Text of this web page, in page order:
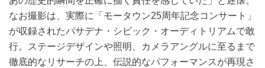
なお撮影は、実際に「モータウン25周年記念コンサート」
が収録されたパサデナ・シビック・オーディトリアムで敢
行。ステージデザインや照明、カメラアングルに至るまで
徹底的なリサーチの上、伝説的なパフォーマンスが再現さ